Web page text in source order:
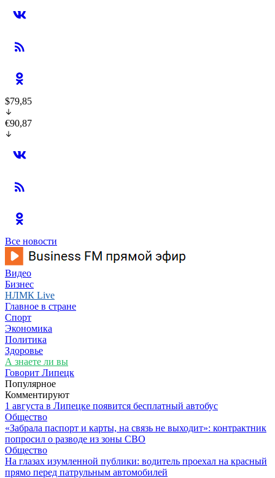
$79,85
€90,87
Все новости
Видео
Бизнес
НЛМК Live
Главное в стране
Спорт
Экономика
Политика
Здоровье
А знаете ли вы
Говорит Липецк
Популярное
Комментируют
1 августа в Липецке появится бесплатный автобус
Общество
«Забрала паспорт и карты, на связь не выходит»: контрактник
попросил о разводе из зоны СВО
Общество
На глазах изумленной публики: водитель проехал на красный
прямо перед патрульным автомобилей